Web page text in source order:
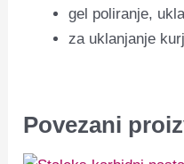
gel poliranje,
za uklanjanje
Povezani